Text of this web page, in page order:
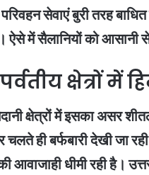
सेवाएं बुरी तरह
में सैलानियों को आसानी
क्षेत्रों में
क्षेत्रों में इसका असर
ही बर्फबारी देखी जा
आवाजाही धीमी रही है।